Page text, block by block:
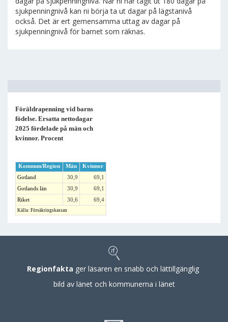
sjukpenningnivå kan ni börja ta ut dagar på lägstanivå
också. Det är ert gemensamma uttag av dagar på
sjukpenningnivå för barnet som räknas.
Föräldrapenning vid barns
födelse. Ersatta nettodagar
2025 fördelade på män och
kvinnor. Procent
Kommun/Region Män
Kvinnor
Gotland
30,9
69,1
Gotlands län
30,9
69,1
Riket
30,6 69,4
Källa: Försäkringskassan
Regionfakta ger läsaren en snabb och lättillgänglig
bild av länet och kommunerna i länet